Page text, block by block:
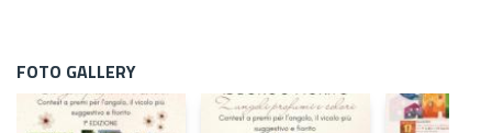
FOTO GALLERY